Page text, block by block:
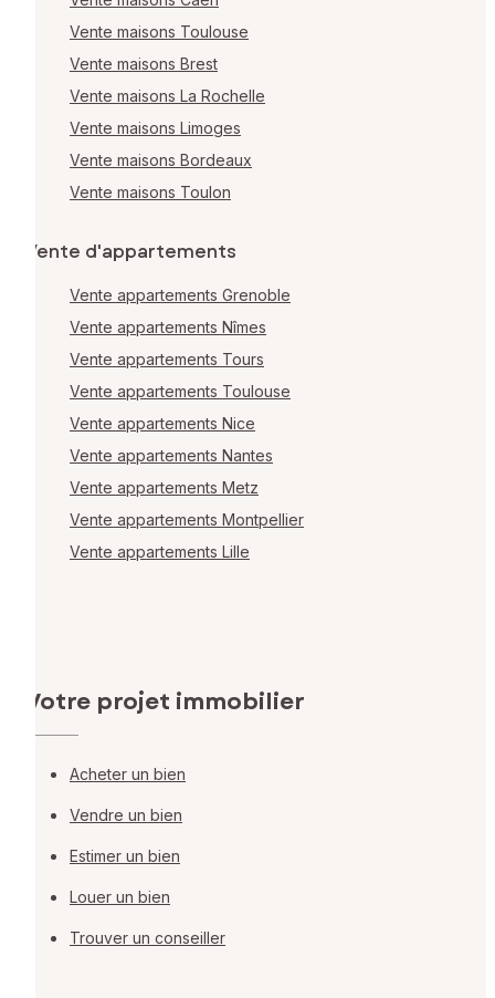
Vente maisons Toulouse
Vente maisons Brest
Vente maisons La Rochelle
Vente maisons Limoges
Vente maisons Bordeaux
Vente maisons Toulon
Vente d'appartements
Vente appartements Grenoble
Vente appartements Nîmes
Vente appartements Tours
Vente appartements Toulouse
Vente appartements Nice
Vente appartements Nantes
Vente appartements Metz
Vente appartements Montpellier
Vente appartements Lille
Votre projet immobilier
Acheter un bien
Vendre un bien
Estimer un bien
Louer un bien
Trouver un conseiller